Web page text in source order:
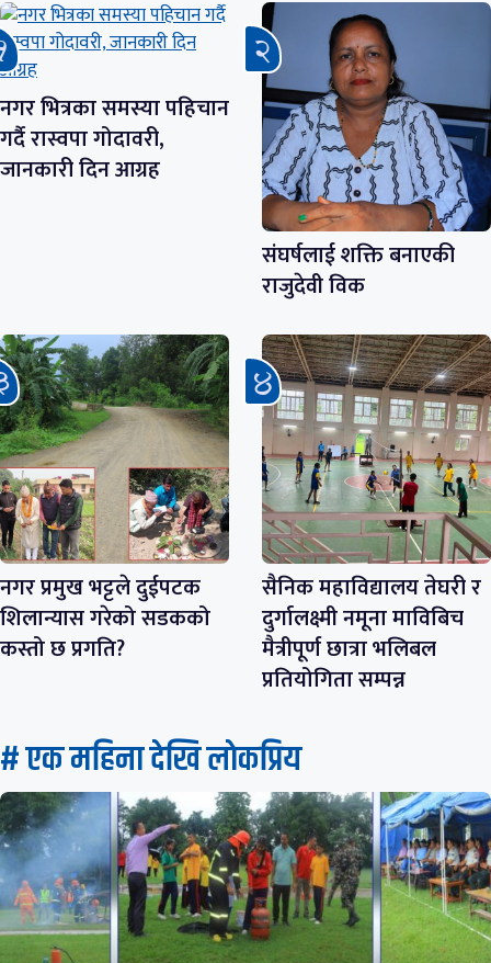
नगर भित्रका समस्या पहिचान
गर्दै रास्वपा गोदावरी,
जानकारी दिन आग्रह
संघर्षलाई शक्ति बनाएकी
राजुदेवी विक
नगर प्रमुख भट्टले दुईपटक
शिलान्यास गरेको सडकको
कस्तो छ प्रगति?
सैनिक महाविद्यालय तेघरी र
दुर्गालक्ष्मी नमूना माविबिच
मैत्रीपूर्ण छात्रा भलिबल
प्रतियोगिता सम्पन्न
# एक महिना देखि लाेकप्रिय